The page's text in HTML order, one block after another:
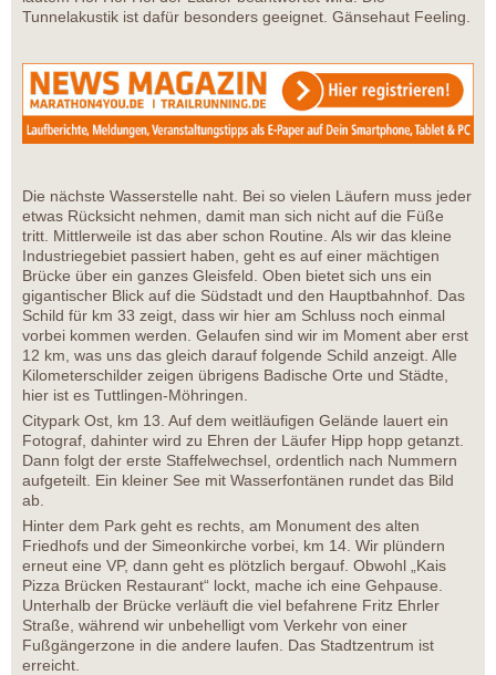
Tunnelakustik ist dafür besonders geeignet. Gänsehaut Feeling.
Die nächste Wasserstelle naht. Bei so vielen Läufern muss jeder
etwas Rücksicht nehmen, damit man sich nicht auf die Füße
tritt. Mittlerweile ist das aber schon Routine. Als wir das kleine
Industriegebiet passiert haben, geht es auf einer mächtigen
Brücke über ein ganzes Gleisfeld. Oben bietet sich uns ein
gigantischer Blick auf die Südstadt und den Hauptbahnhof. Das
Schild für km 33 zeigt, dass wir hier am Schluss noch einmal
vorbei kommen werden. Gelaufen sind wir im Moment aber erst
12 km, was uns das gleich darauf folgende Schild anzeigt. Alle
Kilometerschilder zeigen übrigens Badische Orte und Städte,
hier ist es Tuttlingen-Möhringen.
Citypark Ost, km 13. Auf dem weitläufigen Gelände lauert ein
Fotograf, dahinter wird zu Ehren der Läufer Hipp hopp getanzt.
Dann folgt der erste Staffelwechsel, ordentlich nach Nummern
aufgeteilt. Ein kleiner See mit Wasserfontänen rundet das Bild
ab.
Hinter dem Park geht es rechts, am Monument des alten
Friedhofs und der Simeonkirche vorbei, km 14. Wir plündern
erneut eine VP, dann geht es plötzlich bergauf. Obwohl „Kais
Pizza Brücken Restaurant“ lockt, mache ich eine Gehpause.
Unterhalb der Brücke verläuft die viel befahrene Fritz Ehrler
Straße, während wir unbehelligt vom Verkehr von einer
Fußgängerzone in die andere laufen. Das Stadtzentrum ist
erreicht.